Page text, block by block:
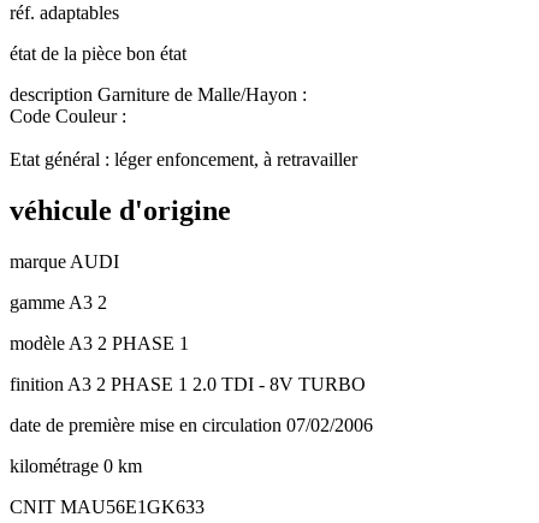
réf. adaptables
état de la pièce bon état
description Garniture de Malle/Hayon :
Code Couleur :
Etat général : léger enfoncement, à retravailler
véhicule d'origine
marque AUDI
gamme A3 2
modèle A3 2 PHASE 1
finition A3 2 PHASE 1 2.0 TDI - 8V TURBO
date de première mise en circulation 07/02/2006
kilométrage 0 km
CNIT MAU56E1GK633